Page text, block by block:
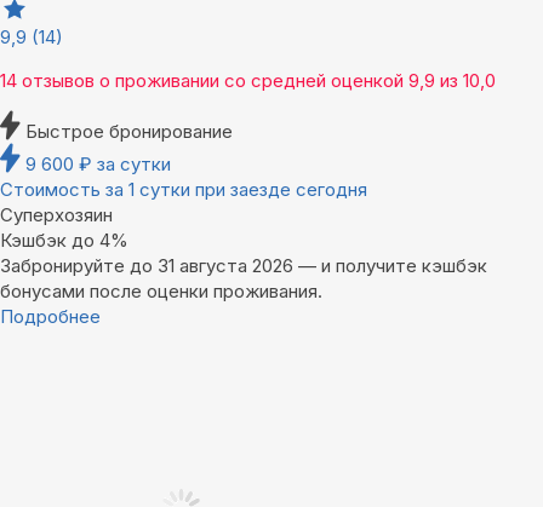
9,9 (14)
14 отзывов о проживании со средней оценкой 9,9 из 10,0
Быстрое бронирование
9 600 ₽ за сутки
Стоимость за 1 сутки при заезде сегодня
Суперхозяин
Кэшбэк до 4%
Забронируйте до 31 августа 2026 — и получите кэшбэк
бонусами после оценки проживания.
Подробнее